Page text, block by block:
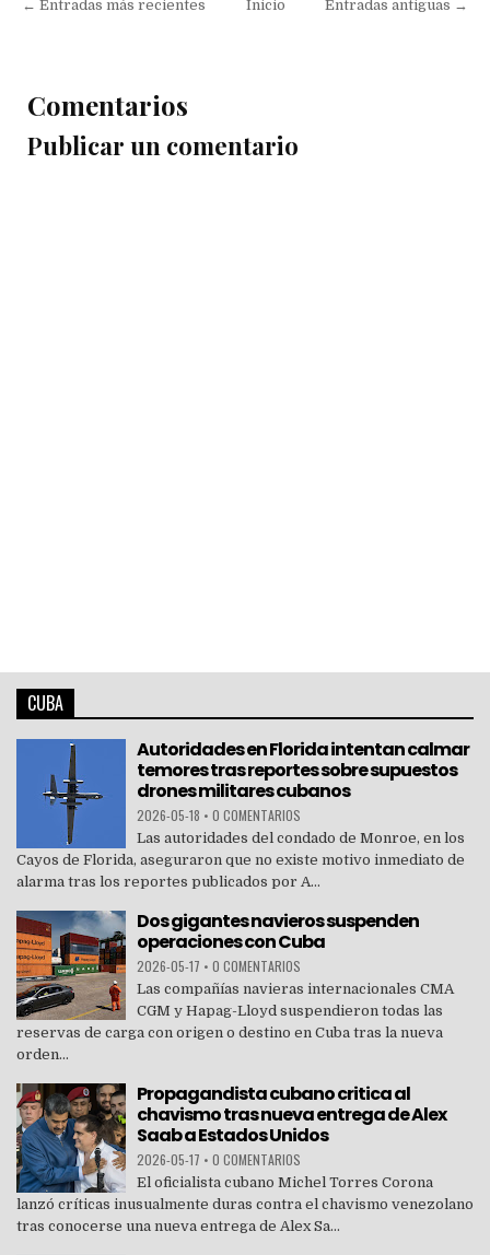
← Entradas más recientes Entradas antiguas →
Inicio
Comentarios
Publicar un comentario
CUBA
Autoridades en Florida intentan calmar
temores tras reportes sobre supuestos
drones militares cubanos
2026-05-18 • 0 COMENTARIOS
Las autoridades del condado de Monroe, en los
Cayos de Florida, aseguraron que no existe motivo inmediato de
alarma tras los reportes publicados por A...
Dos gigantes navieros suspenden
operaciones con Cuba
2026-05-17 • 0 COMENTARIOS
Las compañías navieras internacionales CMA
CGM y Hapag-Lloyd suspendieron todas las
reservas de carga con origen o destino en Cuba tras la nueva
orden...
Propagandista cubano critica al
chavismo tras nueva entrega de Alex
Saab a Estados Unidos
2026-05-17 • 0 COMENTARIOS
El oficialista cubano Michel Torres Corona
lanzó críticas inusualmente duras contra el chavismo venezolano
tras conocerse una nueva entrega de Alex Sa...